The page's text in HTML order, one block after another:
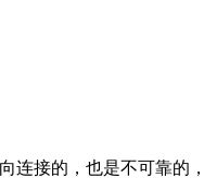
连接的，也是不可靠的，